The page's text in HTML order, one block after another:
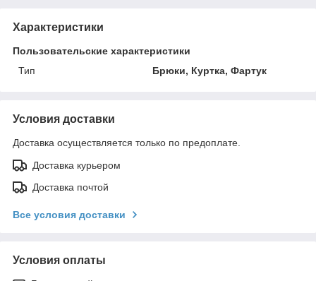
Характеристики
Пользовательские характеристики
Тип
Брюки, Куртка, Фартук
Условия доставки
Доставка осуществляется только по предоплате.
Доставка курьером
Доставка почтой
Все условия доставки
Условия оплаты